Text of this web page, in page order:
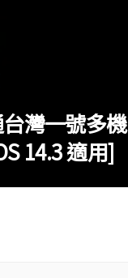
灣一號多機
14.3 適用]